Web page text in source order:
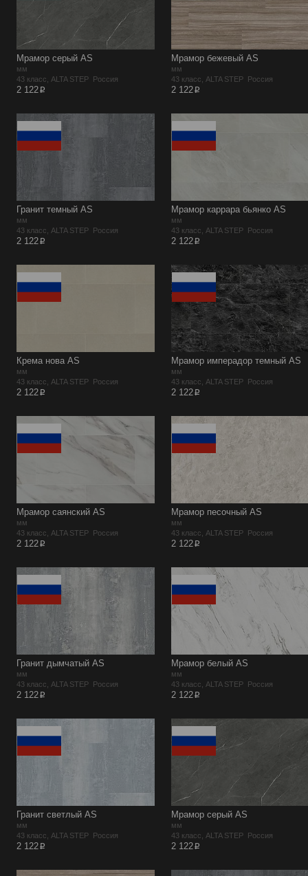
Мрамор серый AS
мм
43 класс, ALTA STEP Россия
2 122p
Мрамор бежевый AS
мм
43 класс, ALTA STEP Россия
2 122p
Гранит темный AS
мм
43 класс, ALTA STEP Россия
2 122p
Мрамор каррара бьянко AS
мм
43 класс, ALTA STEP Россия
2 122p
Крема нова AS
мм
43 класс, ALTA STEP Россия
2 122p
Мрамор имперадор темный AS
мм
43 класс, ALTA STEP Россия
2 122p
Мрамор саянский AS
мм
43 класс, ALTA STEP Россия
2 122p
Мрамор песочный AS
мм
43 класс, ALTA STEP Россия
2 122p
Гранит дымчатый AS
мм
43 класс, ALTA STEP Россия
2 122p
Мрамор белый AS
мм
43 класс, ALTA STEP Россия
2 122p
Гранит светлый AS
мм
43 класс, ALTA STEP Россия
2 122p
Мрамор серый AS
мм
43 класс, ALTA STEP Россия
2 122p